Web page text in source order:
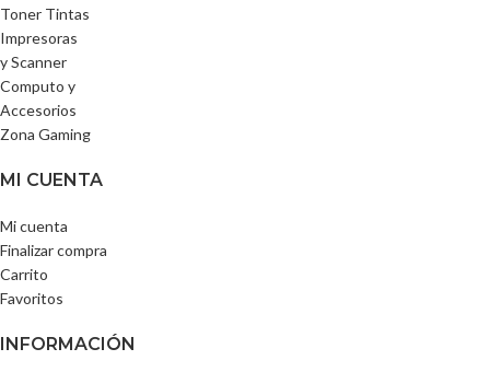
Toner Tintas
Impresoras
y Scanner
Computo y
Accesorios
Zona Gaming
MI CUENTA
Mi cuenta
Finalizar compra
Carrito
Favoritos
INFORMACIÓN